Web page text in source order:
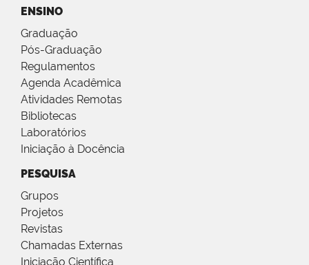
ENSINO
Graduação
Pós-Graduação
Regulamentos
Agenda Acadêmica
Atividades Remotas
Bibliotecas
Laboratórios
Iniciação à Docência
PESQUISA
Grupos
Projetos
Revistas
Chamadas Externas
Iniciação Científica